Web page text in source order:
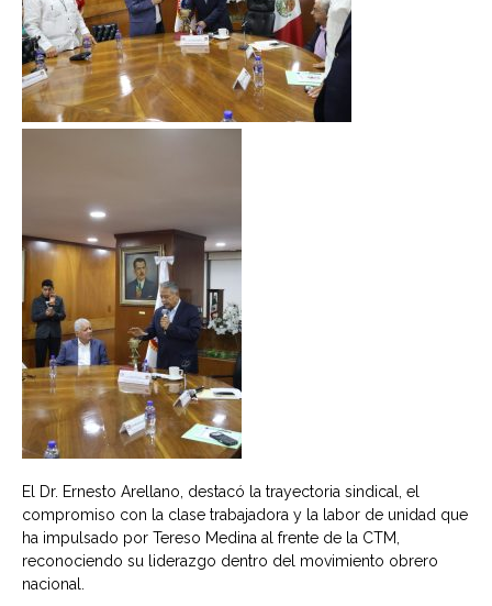
El Dr. Ernesto Arellano, destacó la trayectoria sindical, el
compromiso con la clase trabajadora y la labor de unidad que
ha impulsado por Tereso Medina al frente de la CTM,
reconociendo su liderazgo dentro del movimiento obrero
nacional.